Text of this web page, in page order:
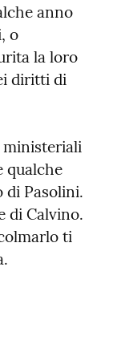
anno
o
la loro
diritti di
ministeriali
qualche
di Pasolini.
di Calvino.
ti